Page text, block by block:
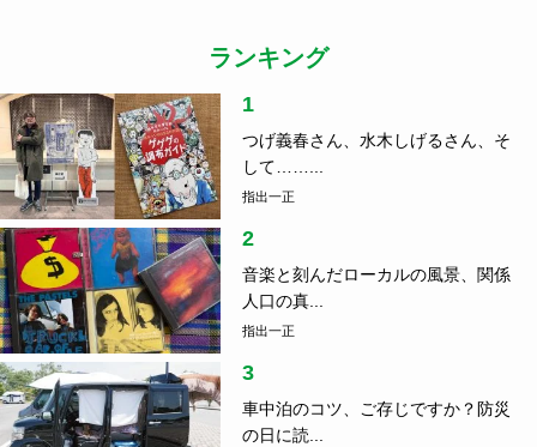
ランキング
1
つげ義春さん、水木しげるさん、そ
して……...
指出一正
2
音楽と刻んだローカルの風景、関係
人口の真...
指出一正
3
車中泊のコツ、ご存じですか？防災
の日に読...